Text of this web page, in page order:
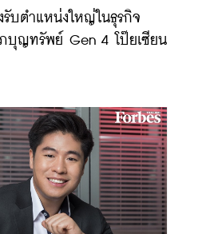
รับตำแหน่งใหญ่ในธุรกิจ
บุญทรัพย์ Gen 4 โป๊ยเซียน